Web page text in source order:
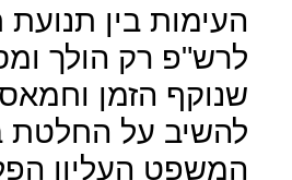
העימות בין
לרש"פ רק הולך
שנוקף הזמן
להשיב על החלטת
המשפט העליון